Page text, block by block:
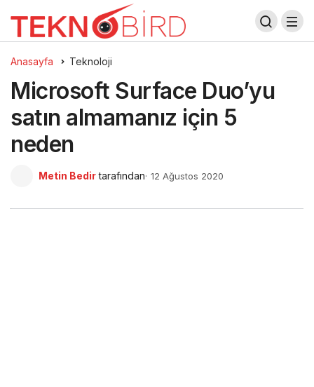
Anasayfa Teknoloji
Microsoft Surface Duo’yu
satın almamanız için 5
neden
Metin Bedir tarafından 12 Ağustos 2020